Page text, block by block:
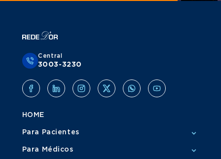
Central
3003-3230
HOME
Para Pacientes
Para Médicos